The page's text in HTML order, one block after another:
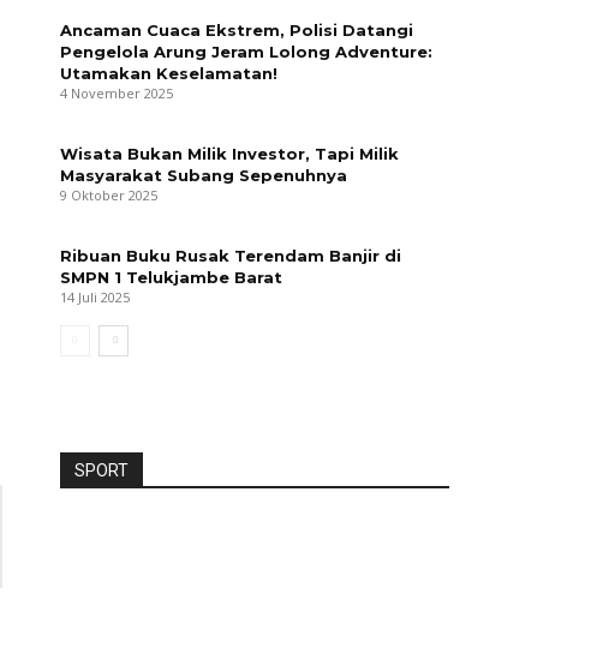
Ancaman Cuaca Ekstrem, Polisi Datangi
Pengelola Arung Jeram Lolong Adventure:
Utamakan Keselamatan!
4 November 2025
Wisata Bukan Milik Investor, Tapi Milik
Masyarakat Subang Sepenuhnya
9 Oktober 2025
Ribuan Buku Rusak Terendam Banjir di
SMPN 1 Telukjambe Barat
14 Juli 2025
SPORT